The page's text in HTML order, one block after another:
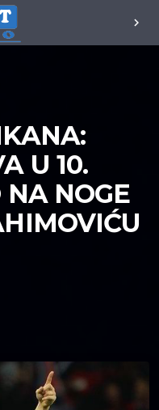
chevron_right
U 10.
NOGE